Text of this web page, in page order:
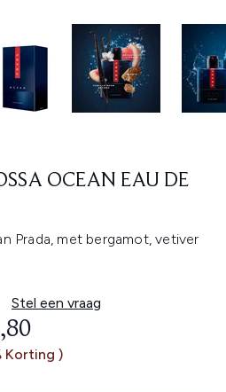
OCEAN EAU DE
Prada, met bergamot, vetiver
Stel een vraag
RETAIL PRICE:
PRIJS:
Korting )